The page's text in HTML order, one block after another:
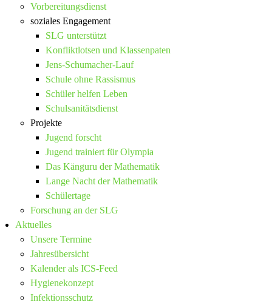
Vorbereitungsdienst
soziales Engagement
SLG unterstützt
Konfliktlotsen und Klassenpaten
Jens-Schumacher-Lauf
Schule ohne Rassismus
Schüler helfen Leben
Schulsanitätsdienst
Projekte
Jugend forscht
Jugend trainiert für Olympia
Das Känguru der Mathematik
Lange Nacht der Mathematik
Schülertage
Forschung an der SLG
Aktuelles
Unsere Termine
Jahresübersicht
Kalender als ICS-Feed
Hygienekonzept
Infektionsschutz